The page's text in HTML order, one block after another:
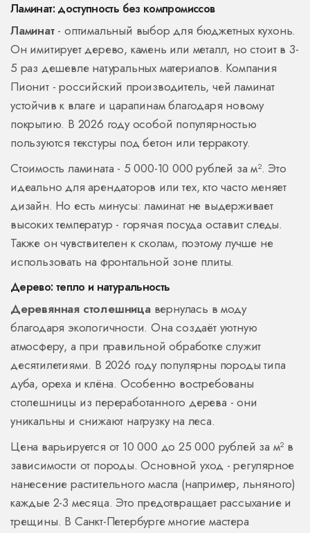
Ламинат: доступность без компромиссов
Ламинат- оптимальный выбор для бюджетных кухонь.
Он имитирует дерево, камень или металл, но стоит в 3-
5 раз дешевле натуральных материалов. Компания
Пионит - российский производитель, чей ламинат
устойчив к влаге и царапинам благодаря новому
покрытию. В 2026 году особой популярностью
пользуются текстуры под бетон или терракоту.
Стоимость ламината - 5 000-10 000 рублей за м². Это
идеально для арендаторов или тех, кто часто меняет
дизайн. Но есть минусы: ламинат не выдерживает
высоких температур - горячая посуда оставит следы.
Также он чувствителен к сколам, поэтому лучше не
использовать на фронтальной зоне плиты.
Дерево: тепло и натуральность
Деревянная столешницавернулась в моду
благодаря экологичности.Она создаёт уютную
атмосферу, а при правильной обработке служит
десятилетиями. В 2026 году популярны породы типа
дуба, ореха и клёна. Особенно востребованы
столешницы из переработанного дерева - они
уникальны и снижают нагрузку на леса.
Цена варьируется от 10 000 до 25 000 рублей за м² в
зависимости от породы. Основной уход - регулярное
нанесение растительного масла (например, льняного)
каждые 2-3 месяца. Это предотвращает рассыхание и
трещины. В Санкт-Петербурге многие мастера